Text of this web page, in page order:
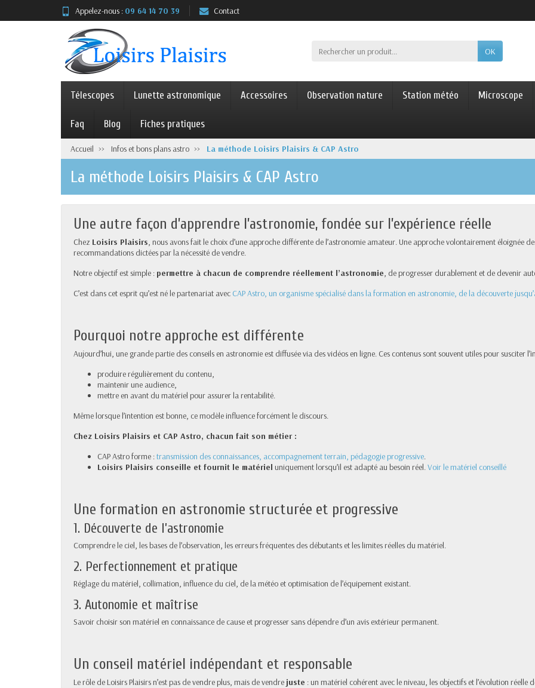
Appelez-nous : 09 64 14 70 39 Contact
OK
Télescopes Lunette astronomique Accessoires Observation nature Station météo Microscope
Faq Blog Fiches pratiques
Accueil Infos et bons plans astro La méthode Loisirs Plaisirs & CAP Astro
La méthode Loisirs Plaisirs & CAP Astro
Une autre façon d’apprendre l’astronomie, fondée sur l’expérience réelle
Chez Loisirs Plaisirs, nous avons fait le choix d’une approche différente de l’astronomie amateur. Une approche volontairement éloignée
recommandations dictées par la nécessité de vendre.
Notre objectif est simple : permettre à chacun de comprendre réellement l’astronomie, de progresser durablement et de devenir
C’est dans cet esprit qu’est né le partenariat avec CAP Astro, un organisme spécialisé dans la formation en astronomie, de la découverte
Pourquoi notre approche est différente
Aujourd’hui, une grande partie des conseils en astronomie est diffusée via des vidéos en ligne. Ces contenus sont souvent utiles pour susciter
produire régulièrement du contenu,
maintenir une audience,
mettre en avant du matériel pour assurer la rentabilité.
Même lorsque l’intention est bonne, ce modèle influence forcément le discours.
Chez Loisirs Plaisirs et CAP Astro, chacun fait son métier :
CAP Astro forme :transmission des connaissances, accompagnement terrain, pédagogie progressive.
Loisirs Plaisirs conseille et fournit le matériel uniquement lorsqu’il est adapté au besoin réel.Voir le matériel conseillé
Une formation en astronomie structurée et progressive
1. Découverte de l’astronomie
Comprendre le ciel, les bases de l’observation, les erreurs fréquentes des débutants et les limites réelles du matériel.
2. Perfectionnement et pratique
Réglage du matériel, collimation, influence du ciel, de la météo et optimisation de l’équipement existant.
3. Autonomie et maîtrise
Savoir choisir son matériel en connaissance de cause et progresser sans dépendre d’un avis extérieur permanent.
Un conseil matériel indépendant et responsable
Le rôle de Loisirs Plaisirs n’est pas de vendre plus, mais de vendre juste : un matériel cohérent avec le niveau, les objectifs et l’évolution réelle